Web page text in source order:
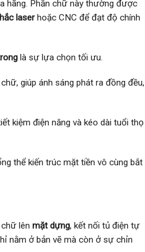
hãng. Phần chữ này thường được
laserhoặc CNC để đạt độ chính
là sự lựa chọn tối ưu.
giúp ánh sáng phát ra đồng đều,
kiệm điện năng và kéo dài tuổi thọ
thể kiến trúc mặt tiền vô cùng bắt
lên mặt dựng, kết nối tủ điện tự
nằm ở bản vẽ mà còn ở sự chỉn